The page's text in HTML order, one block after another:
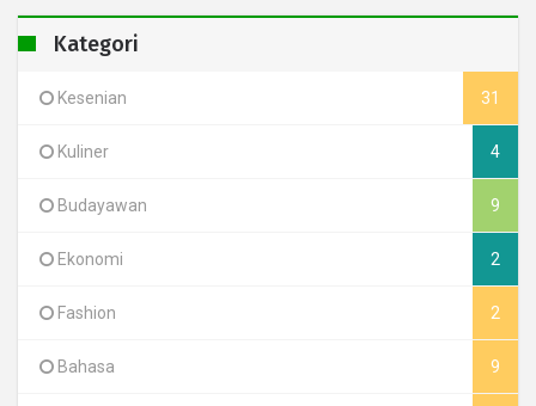
Kategori
Kesenian 31
Kuliner 4
Budayawan 9
Ekonomi 2
Fashion 2
Bahasa 9